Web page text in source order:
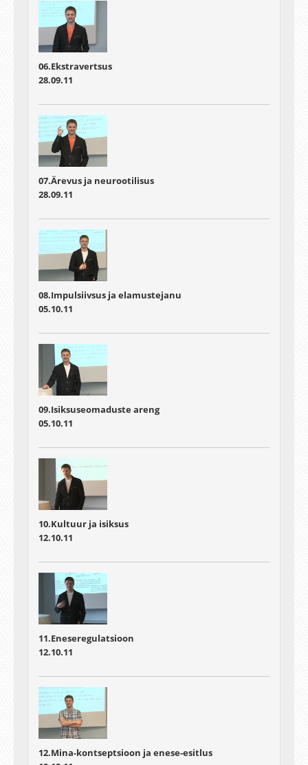
06.Ekstravertsus
28.09.11
07.Ärevus ja neurootilisus
28.09.11
08.Impulsiivsus ja elamustejanu
05.10.11
09.Isiksuseomaduste areng
05.10.11
10.Kultuur ja isiksus
12.10.11
11.Eneseregulatsioon
12.10.11
12.Mina-kontseptsioon ja enese-esitlus